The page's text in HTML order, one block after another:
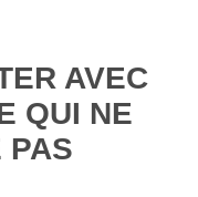
AVEC
QUI NE
PAS